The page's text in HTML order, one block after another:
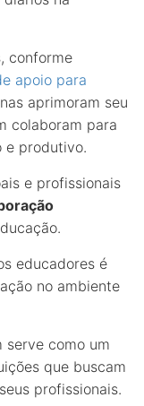
conforme
apoio para
aprimoram seu
colaboram para
e produtivo.
e profissionais
educadores é
no ambiente
serve como um
que buscam
profissionais.